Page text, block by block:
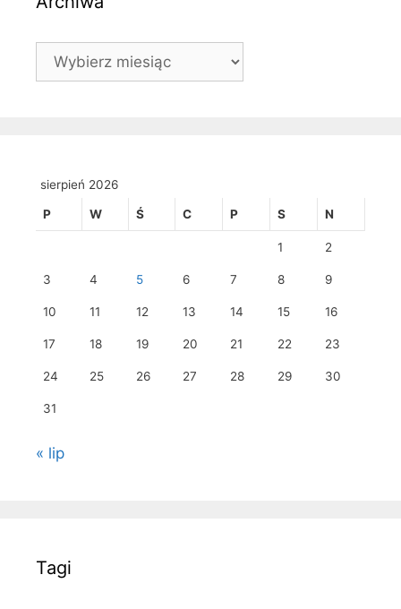
Archiwa
sierpień 2026
P W Ś C P S N
1 2
3 4 5 6 7 8 9
10 11 12 13 14 15 16
17 18 19 20 21 22 23
24 25 26 27 28 29 30
31
« lip
Tagi